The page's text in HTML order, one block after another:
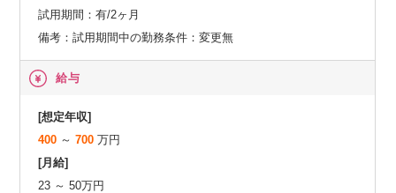
試用期間：有/2ヶ月
備考：試用期間中の勤務条件：変更無
給与
[想定年収]
400 ～700 万円
[月給]
23 ～ 50万円